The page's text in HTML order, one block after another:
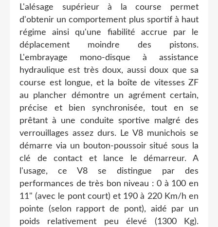
L'alésage supérieur à la course permet
d'obtenir un comportement plus sportif à haut
régime ainsi qu'une fiabilité accrue par le
déplacement moindre des pistons.
L'embrayage mono-disque à assistance
hydraulique est très doux, aussi doux que sa
course est longue, et la boîte de vitesses ZF
au plancher démontre un agrément certain,
précise et bien synchronisée, tout en se
prêtant à une conduite sportive malgré des
verrouillages assez durs. Le V8 munichois se
démarre via un bouton-poussoir situé sous la
clé de contact et lance le démarreur. A
l'usage, ce V8 se distingue par des
performances de très bon niveau : 0 à 100 en
11" (avec le pont court) et 190 à 220 Km/h en
pointe (selon rapport de pont), aidé par un
poids relativement peu élevé (1300 Kg).